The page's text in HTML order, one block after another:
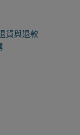
貨與退款